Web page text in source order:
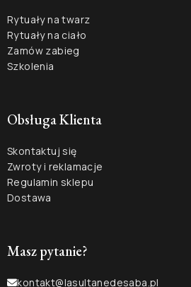
Rytuały na twarz
Rytuały na ciało
Zamów zabieg
Szkolenia
Obsługa Klienta
Skontaktuj się
Zwroty i reklamacje
Regulamin sklepu
Dostawa
Masz pytanie?
kontakt@lasultanedesaba.pl